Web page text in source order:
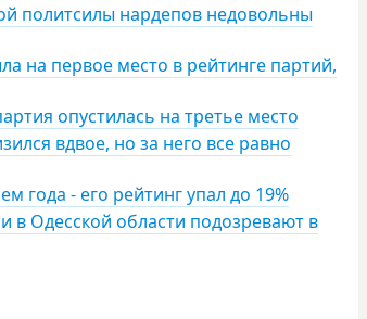
политсилы нардепов недовольны
на первое место в рейтинге партий,
опустилась на третье место
вдвое, но за него все равно
года - его рейтинг упал до 19%
в Одесской области подозревают в